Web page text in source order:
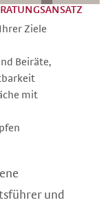
Ziele
Beiräte,
mit
und